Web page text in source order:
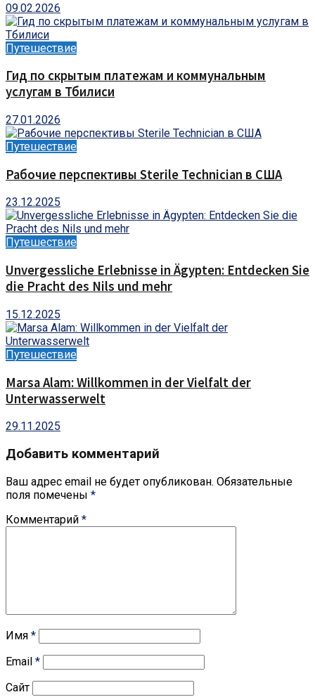
09.02.2026
Путешествие
Гид по скрытым платежам и коммунальным
услугам в Тбилиси
27.01.2026
Путешествие
Рабочие перспективы Sterile Technician в США
23.12.2025
Путешествие
Unvergessliche Erlebnisse in Ägypten: Entdecken Sie
die Pracht des Nils und mehr
15.12.2025
Путешествие
Marsa Alam: Willkommen in der Vielfalt der
Unterwasserwelt
29.11.2025
Добавить комментарий
Ваш адрес email не будет опубликован. Обязательные
поля помечены *
Комментарий *
Имя *
Email *
Сайт